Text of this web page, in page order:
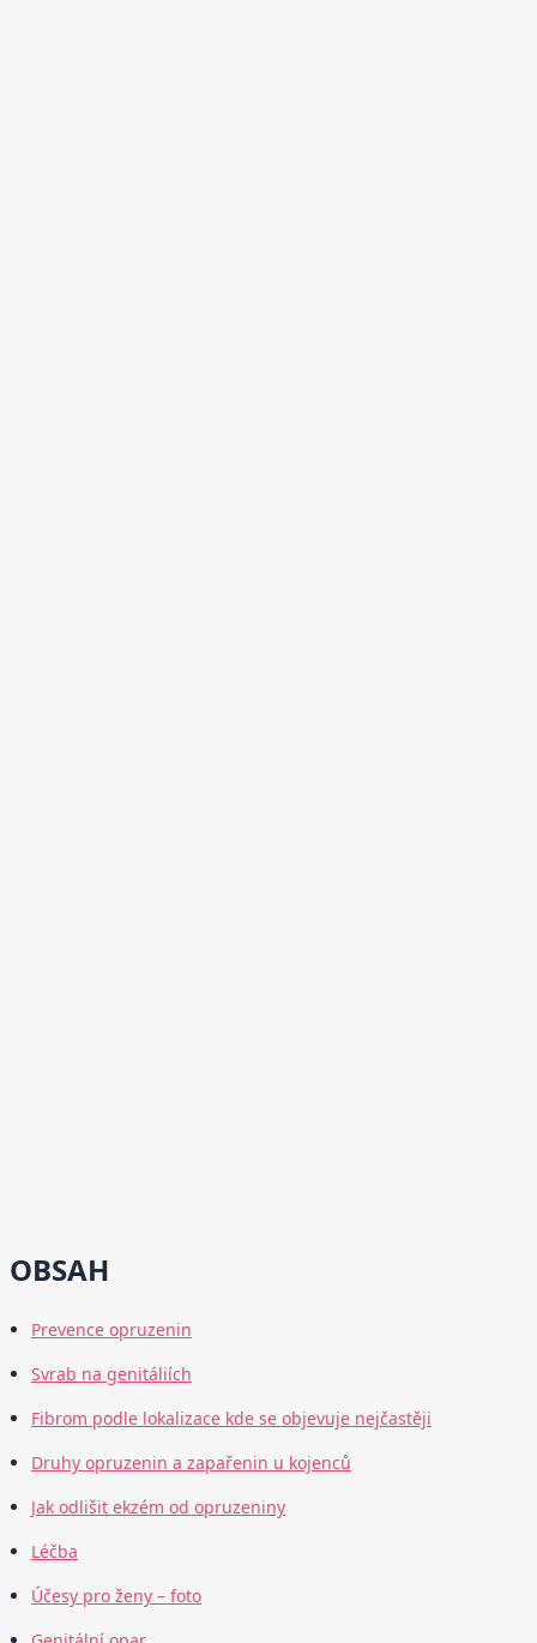
OBSAH
Prevence opruzenin
Svrab na genitáliích
Fibrom podle lokalizace kde se objevuje nejčastěji
Druhy opruzenin a zapařenin u kojenců
Jak odlišit ekzém od opruzeniny
Léčba
Účesy pro ženy – foto